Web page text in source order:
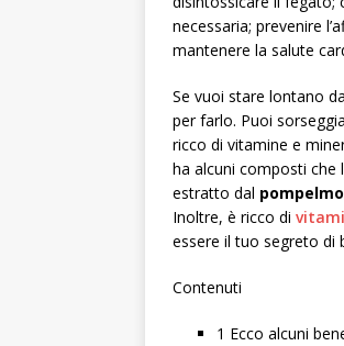
necessaria; prevenire
mantenere la salute
Se vuoi stare lontano
per farlo. Puoi
ricco di vitamine e
ha alcuni composti che
estratto dal pompelmo
Inoltre, è ricco di
essere il tuo segreto di
Contenuti
1 Ecco alcuni